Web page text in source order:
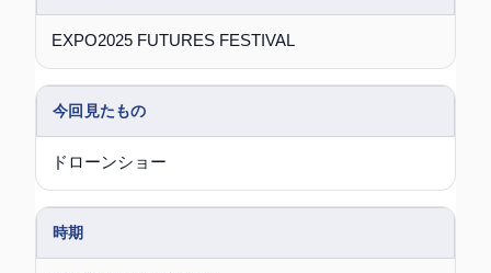
EXPO2025 FUTURES FESTIVAL
今回見たもの
ドローンショー
時期